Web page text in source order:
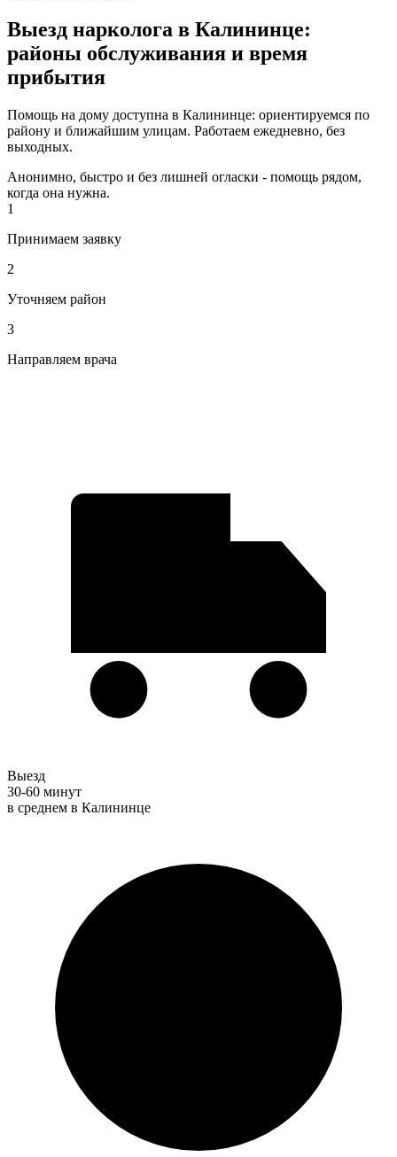
Выезд нарколога в Калининце:
районы обслуживания и время
прибытия
Помощь на дому доступна в Калининце: ориентируемся по
району и ближайшим улицам. Работаем ежедневно, без
выходных.
Анонимно, быстро и без лишней огласки - помощь рядом,
когда она нужна.
1
Принимаем заявку
2
Уточняем район
3
Направляем врача
Выезд
30-60 минут
в среднем в Калининце